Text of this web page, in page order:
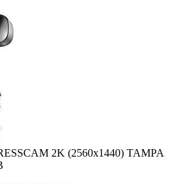
2K (2560x1440) TAMPA